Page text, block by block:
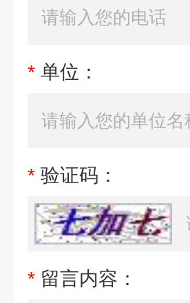
* 单位：
* 验证码：
* 留言内容：